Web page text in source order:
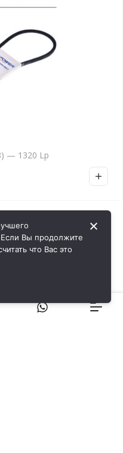
— 1320 Lp
Если Вы продолжите
что Вас это